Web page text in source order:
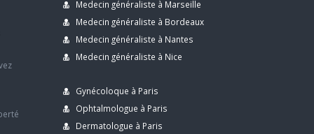
Medecin généraliste à Marseille
Medecin généraliste à Bordeaux
Medecin généraliste à Nantes
Medecin généraliste à Nice
Gynécoloque à Paris
Ophtalmologue à Paris
Dermatologue à Paris